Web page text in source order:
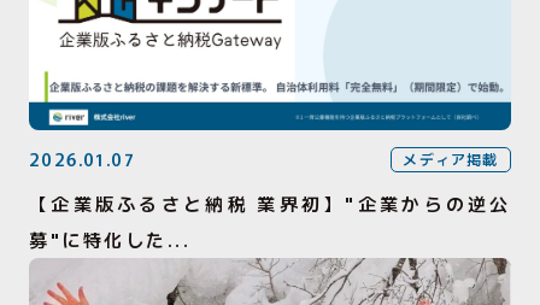
2026.01.07 メディア掲載
【企業版ふるさと納税 業界初】"企業からの逆公
募"に特化した...